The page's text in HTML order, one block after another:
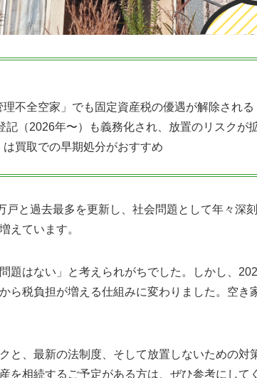
不全空家」でも固定資産税の優遇が解除される
（2026年〜）も義務化され、放置のリスクが
買取での早期処分がおすすめ
と過去最多を更新し、社会問題として年々深
えています。
題はない」と考えられがちでした。しかし、
ら税負担が増える仕組みに変わりました。空き
と、最新の法制度、そして放置しないための対
を相続するご予定がある方は、ぜひ参考にして